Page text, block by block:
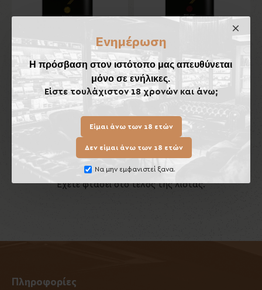
Ενημέρωση
Η πρόσβαση στον ιστότοπο μας απευθύνεται
μόνο σε ενήλικες.
Είστε τουλάχιστον 18 χρονών και άνω;
Είμαι άνω των 18 ετών
Δεν είμαι άνω των 18 ετών
Να μην εμφανιστεί ξανα.
Davidoff Brazil 50gr
20,00€
Davidoff Malawi 50gr
20,00€
Έχετε φτάσει στο τέλος της λίστας.
Πληροφορίες